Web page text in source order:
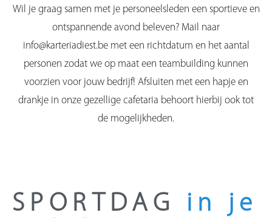
Wil je graag samen met je personeelsleden een sportieve en
ontspannende avond beleven? Mail naar
info@karteriadiest.be met een richtdatum en het aantal
personen zodat we op maat een teambuilding kunnen
voorzien voor jouw bedrijf! Afsluiten met een hapje en
drankje in onze gezellige cafetaria behoort hierbij ook tot
de mogelijkheden.
SPORTDAG
in je